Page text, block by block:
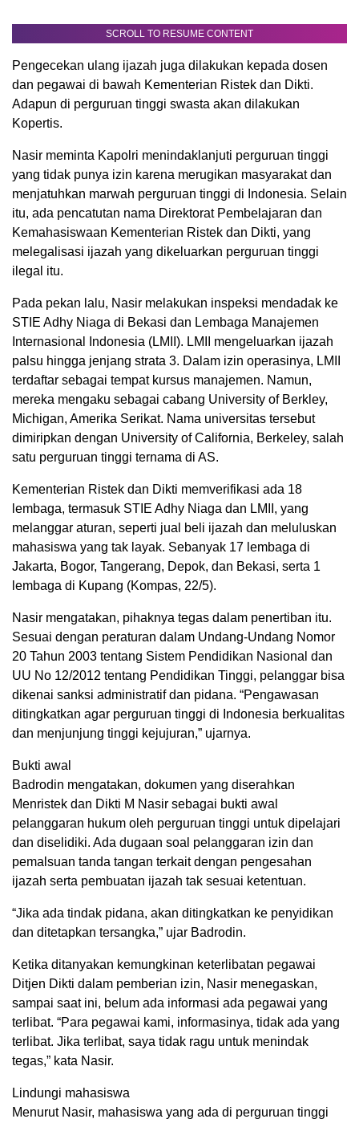
SCROLL TO RESUME CONTENT
Pengecekan ulang ijazah juga dilakukan kepada dosen
dan pegawai di bawah Kementerian Ristek dan Dikti.
Adapun di perguruan tinggi swasta akan dilakukan
Kopertis.
Nasir meminta Kapolri menindaklanjuti perguruan tinggi
yang tidak punya izin karena merugikan masyarakat dan
menjatuhkan marwah perguruan tinggi di Indonesia. Selain
itu, ada pencatutan nama Direktorat Pembelajaran dan
Kemahasiswaan Kementerian Ristek dan Dikti, yang
melegalisasi ijazah yang dikeluarkan perguruan tinggi
ilegal itu.
Pada pekan lalu, Nasir melakukan inspeksi mendadak ke
STIE Adhy Niaga di Bekasi dan Lembaga Manajemen
Internasional Indonesia (LMII). LMII mengeluarkan ijazah
palsu hingga jenjang strata 3. Dalam izin operasinya, LMII
terdaftar sebagai tempat kursus manajemen. Namun,
mereka mengaku sebagai cabang University of Berkley,
Michigan, Amerika Serikat. Nama universitas tersebut
dimiripkan dengan University of California, Berkeley, salah
satu perguruan tinggi ternama di AS.
Kementerian Ristek dan Dikti memverifikasi ada 18
lembaga, termasuk STIE Adhy Niaga dan LMII, yang
melanggar aturan, seperti jual beli ijazah dan meluluskan
mahasiswa yang tak layak. Sebanyak 17 lembaga di
Jakarta, Bogor, Tangerang, Depok, dan Bekasi, serta 1
lembaga di Kupang (Kompas, 22/5).
Nasir mengatakan, pihaknya tegas dalam penertiban itu.
Sesuai dengan peraturan dalam Undang-Undang Nomor
20 Tahun 2003 tentang Sistem Pendidikan Nasional dan
UU No 12/2012 tentang Pendidikan Tinggi, pelanggar bisa
dikenai sanksi administratif dan pidana. “Pengawasan
ditingkatkan agar perguruan tinggi di Indonesia berkualitas
dan menjunjung tinggi kejujuran,” ujarnya.
Bukti awal
Badrodin mengatakan, dokumen yang diserahkan
Menristek dan Dikti M Nasir sebagai bukti awal
pelanggaran hukum oleh perguruan tinggi untuk dipelajari
dan diselidiki. Ada dugaan soal pelanggaran izin dan
pemalsuan tanda tangan terkait dengan pengesahan
ijazah serta pembuatan ijazah tak sesuai ketentuan.
“Jika ada tindak pidana, akan ditingkatkan ke penyidikan
dan ditetapkan tersangka,” ujar Badrodin.
Ketika ditanyakan kemungkinan keterlibatan pegawai
Ditjen Dikti dalam pemberian izin, Nasir menegaskan,
sampai saat ini, belum ada informasi ada pegawai yang
terlibat. “Para pegawai kami, informasinya, tidak ada yang
terlibat. Jika terlibat, saya tidak ragu untuk menindak
tegas,” kata Nasir.
Lindungi mahasiswa
Menurut Nasir, mahasiswa yang ada di perguruan tinggi